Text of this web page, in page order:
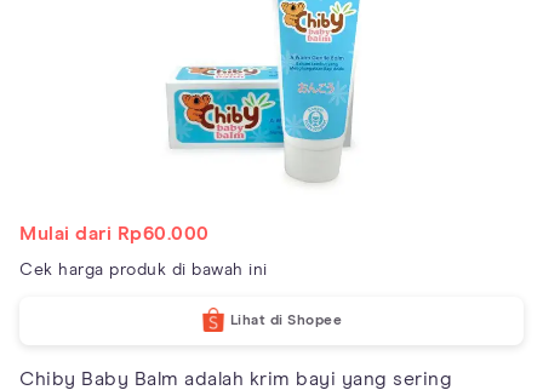
Mulai dari Rp60.000
Cek harga produk di bawah ini
Lihat di Shopee
Chiby Baby Balm adalah krim bayi yang sering